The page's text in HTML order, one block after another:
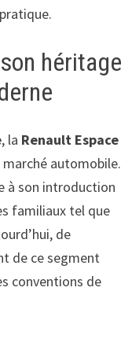
héritage
, la Renault Espace
marché automobile.
à son introduction
familiaux tel que
de
de ce segment
conventions de